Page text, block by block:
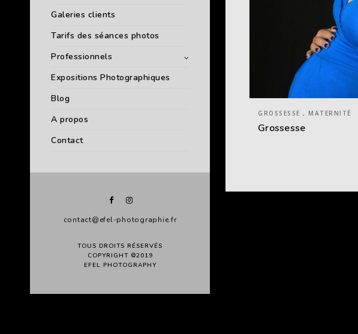
Galeries clients
Tarifs des séances photos
Professionnels
Expositions Photographiques
Blog
A propos
Contact
contact@efel-photographie.fr
TOUS DROITS RÉSERVÉS
COPYRIGHT ©2019
EFEL PHOTOGRAPHY
GROSSESSE , MATERNITÉ
Grossesse